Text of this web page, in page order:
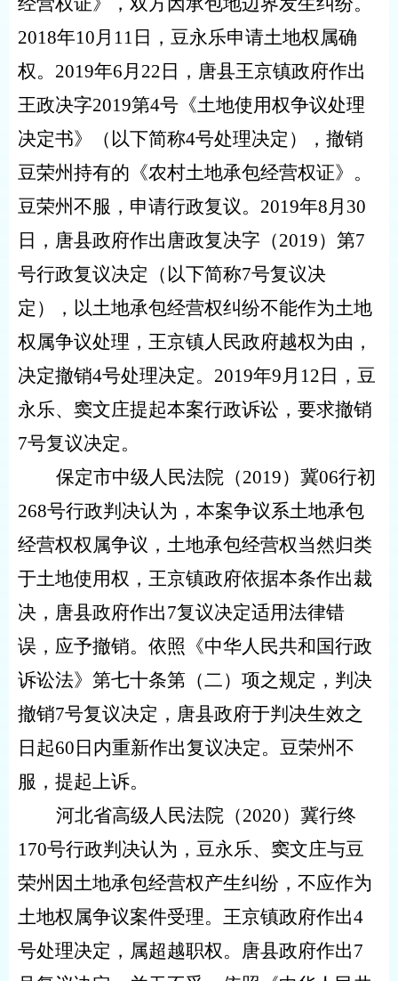
2018年10月 11 日，豆永乐申请土地权属确
权。 2019年6月 22 日，唐县王京镇政府作出
王政决字2019第4号《土地使用权争议处理
决定书》（以下简称4号处理决定），撤销
豆荣州持有的《农村土地承包经营权证》。
豆荣州不服，申请行政复议。 2019年8月 30
日，唐县政府作出唐政复决字（2019）第7
号行政复议决定（以下简称7号复议决
定），以土地承包经营权纠纷不能作为土地
权属争议处理，王京镇人民政府越权为由，
决定撤销4号处理决定。 2019年9月 12 日，豆
永乐、窦文庄提起本案行政诉讼，要求撤销
7号复议决定。
保定市中级人民法院（2019）冀06行初
268号行政判决认为，本案争议系土地承包
经营权权属争议，土地承包经营权当然归类
于土地使用权，王京镇政府依据本条作出裁
决，唐县政府作出7复议决定适用法律错
误，应予撤销。依照《中华人民共和国行政
诉讼法》第七十条第（二）项之规定，判决
撤销7号复议决定，唐县政府于判决生效之
日起60 日内重新作出复议决定。豆荣州不
服，提起上诉。
河北省高级人民法院（2020）冀行终
170号行政判决认为，豆永乐、窦文庄与豆
荣州因土地承包经营权产生纠纷，不应作为
土地权属争议案件受理。王京镇政府作出4
号处理决定，属超越职权。唐县政府作出7